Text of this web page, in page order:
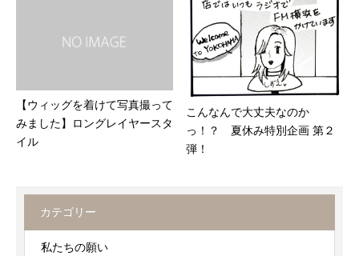
【ウィッグを着けて写真撮って
みました】ロングレイヤースタ
イル
こんなんで大丈夫なのか
っ！？ 夏休み特別企画 第２
弾！
カテゴリー
私たちの願い